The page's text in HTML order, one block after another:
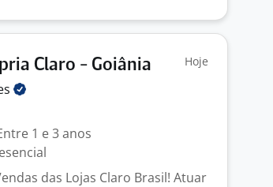
Claro - Goiânia Hoje
1 e 3 anos
das Lojas Claro Brasil! Atuar